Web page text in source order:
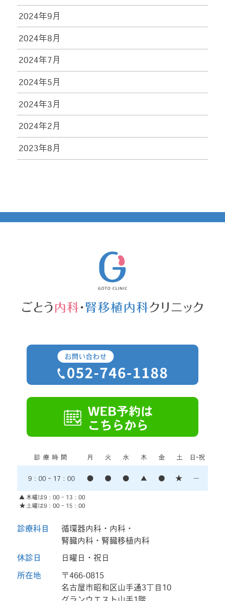
2024年9月
2024年8月
2024年7月
2024年5月
2024年3月
2024年2月
2023年8月
診療科目
循環器内科・内科・
腎臓内科・腎臓移植内科
休診日 日曜日・祝日
所在地
〒466-0815
名古屋市昭和区山手通3丁目10
グランウエスト山手1階